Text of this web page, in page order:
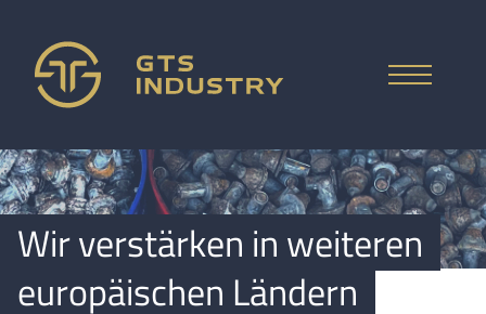
ČESKY
ENGLISH
START
ANGEBOT
MATERIALIEN
Wir verstärken in weiteren
europäischen Ländern